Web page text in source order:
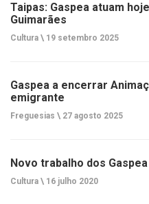
Taipas: Gaspea atuam
Guimarães
Cultura \ 19 setembro 2025
Gaspea a encerrar
emigrante
Freguesias \ 27 agosto 2025
Novo trabalho dos
Cultura \ 16 julho 2020